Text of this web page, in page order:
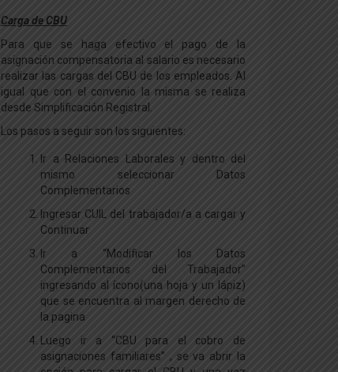
Carga de CBU
Para que se haga efectivo el pago de la
asignación compensatoria al salario es necesario
realizar las cargas del CBU de los empleados. Al
igual que con el convenio la misma se realiza
desde Simplificación Registral.
Los pasos a seguir son los siguientes:
Ir a Relaciones Laborales y dentro del
mismo seleccionar Datos
Complementarios
Ingresar CUIL del trabajador/a a cargar y
Continuar
Ir a “Modificar los Datos
Complementarios del Trabajador”
ingresando al ícono(una hoja y un lápiz)
que se encuentra al margen derecho de
la pagina
Luego ir a “CBU para el cobro de
asignaciones familiares” , se va abrir la